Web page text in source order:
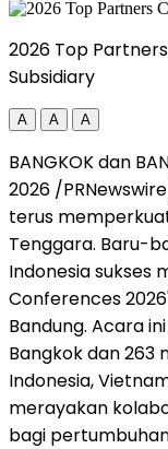
2026 Top
Subsidiary
A A A
BANGKOK dan
2026 /
terus
Tenggara. Baru-
Indonesia sukses
Conferences
Bandung. Acara
Bangkok dan 263
Indonesia,
merayakan
bagi